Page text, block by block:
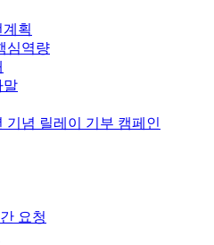
획
심역량
말
기념 릴레이 기부 캠페인
요청